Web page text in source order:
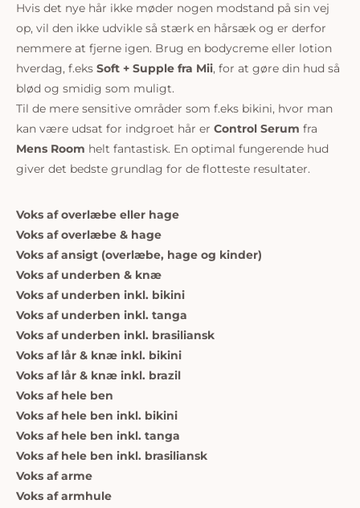
Hvis det nye hår ikke møder nogen modstand på sin vej
op, vil den ikke udvikle så stærk en hårsæk og er derfor
nemmere at fjerne igen. Brug en bodycreme eller lotion
hverdag, f.eks Soft + Supple fra Mii, for at gøre din hud så
blød og smidig som muligt.
Til de mere sensitive områder som f.eks bikini, hvor man
kan være udsat for indgroet hår er Control Serum fra
Mens Room helt fantastisk. En optimal fungerende hud
giver det bedste grundlag for de flotteste resultater.
Voks af overlæbe eller hage
Voks af overlæbe & hage
Voks af ansigt (overlæbe, hage og kinder)
Voks af underben & knæ
Voks af underben inkl. bikini
Voks af underben inkl. tanga
Voks af underben inkl. brasiliansk
Voks af lår & knæ inkl. bikini
Voks af lår & knæ inkl. brazil
Voks af hele ben
Voks af hele ben inkl. bikini
Voks af hele ben inkl. tanga
Voks af hele ben inkl. brasiliansk
Voks af arme
Voks af armhule